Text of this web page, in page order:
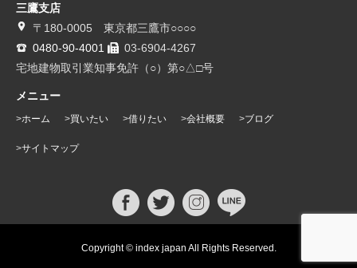
三鷹支店
〒180-0005 東京都三鷹市○○○○
0480-90-4001
03-6904-4267
宅地建物取引業知事免許（○）第○△□号
メニュー
ホーム 買いたい 借りたい 会社概要 ブログ
サイトマップ
Copyright © index japan All Rights Reserved.